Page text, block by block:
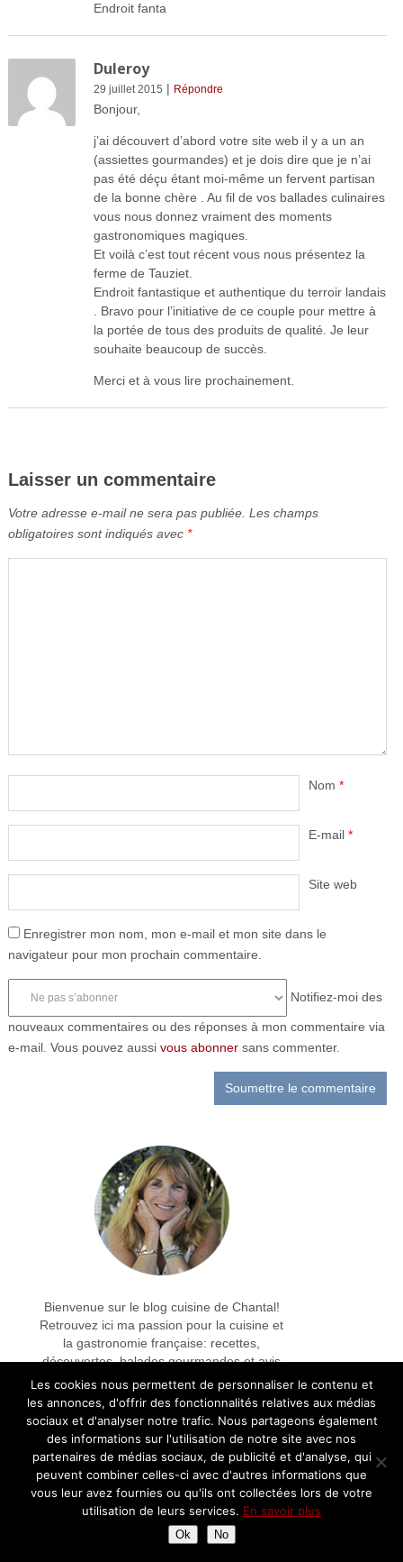
Endroit fanta
Duleroy
29 juillet 2015 | Répondre
Bonjour,
j’ai découvert d’abord votre site web il y a un an
(assiettes gourmandes) et je dois dire que je n’ai
pas été déçu étant moi-même un fervent partisan
de la bonne chère . Au fil de vos ballades culinaires
vous nous donnez vraiment des moments
gastronomiques magiques.
Et voilà c’est tout récent vous nous présentez la
ferme de Tauziet.
Endroit fantastique et authentique du terroir landais
. Bravo pour l’initiative de ce couple pour mettre à
la portée de tous des produits de qualité. Je leur
souhaite beaucoup de succès.
Merci et à vous lire prochainement.
Laisser un commentaire
Votre adresse e-mail ne sera pas publiée. Les champs
obligatoires sont indiqués avec *
Nom *
E-mail *
Site web
Enregistrer mon nom, mon e-mail et mon site dans le
navigateur pour mon prochain commentaire.
Notifiez-moi des
nouveaux commentaires ou des réponses à mon commentaire via
e-mail. Vous pouvez aussi vous abonnersans commenter.
Bienvenue sur le blog cuisine de Chantal!
Retrouvez ici ma passion pour la cuisine et
la gastronomie française: recettes,
découvertes, balades gourmandes et avis
sur les restaurants
Partenariats
Les cookies nous permettent de personnaliser le contenu et
les annonces, d'offrir des fonctionnalités relatives aux médias
sociaux et d'analyser notre trafic. Nous partageons également
des informations sur l'utilisation de notre site avec nos
partenaires de médias sociaux, de publicité et d'analyse, qui
peuvent combiner celles-ci avec d'autres informations que
vous leur avez fournies ou qu'ils ont collectées lors de votre
utilisation de leurs services. En savoir plus
Ok No